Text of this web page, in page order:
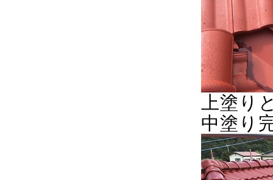
上塗り
中塗り